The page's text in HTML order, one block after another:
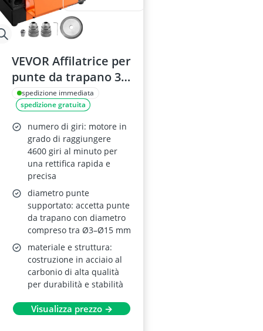
VEVOR Affilatrice per
punte da trapano 3–
15 mm, angolo di
punta 95–135°, 120
W, 13 pinze, mola
CBN
spedizione immediata
spedizione gratuita
numero di giri: motore in
grado di raggiungere
4600 giri al minuto per
una rettifica rapida e
precisa
diametro punte
supportato: accetta punte
da trapano con diametro
compreso tra Ø3–Ø15 mm
materiale e struttura:
costruzione in acciaio al
carbonio di alta qualità
per durabilità e stabilità
Visualizza prezzo →